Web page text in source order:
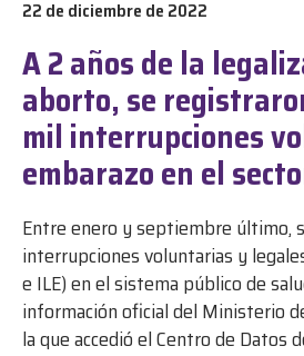
22 de diciembre de 2022
A 2 años de la
aborto, se
mil interrupciones
embarazo en el
Entre enero y septiembre último,
interrupciones voluntarias y
e ILE) en el sistema público de
información oficial del Ministerio
la que accedió el Centro de Datos